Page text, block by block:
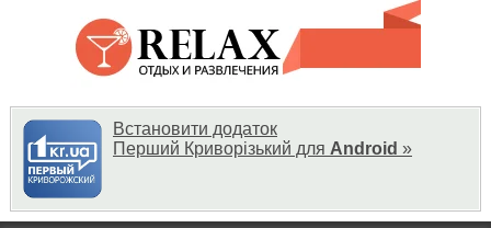
Встановити додаток
Перший Криворізький для Android »